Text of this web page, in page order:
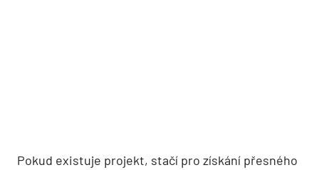
Pokud existuje projekt, stačí pro získání přesného